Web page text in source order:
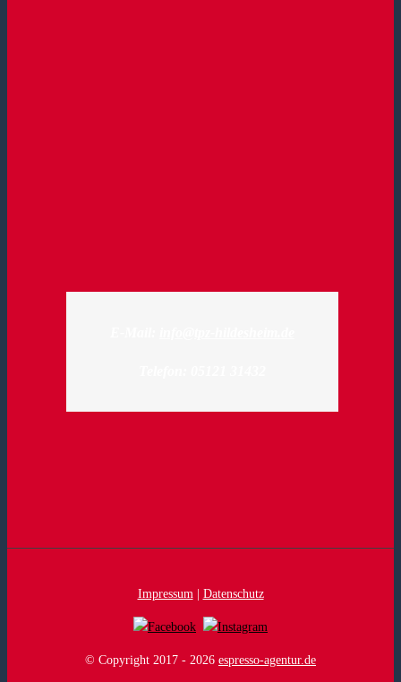
Impressum| Datenschutz
© Copyright 2017 - 2026 espresso-agentur.de